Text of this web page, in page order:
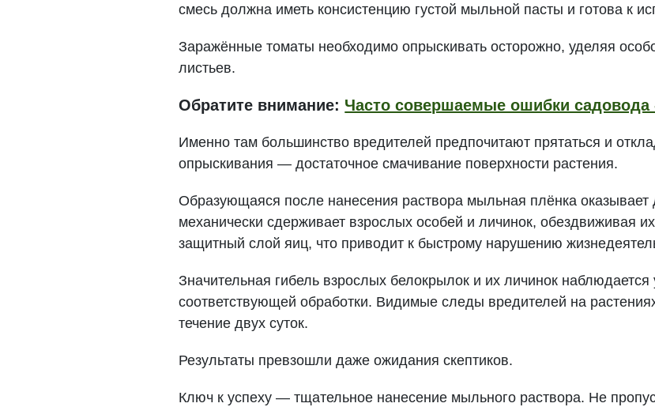
смесь должна иметь консистенцию густой мыльной пасты и готова к
Заражённые томаты необходимо опрыскивать осторожно, уделяя
листьев.
Обратите внимание: Часто совершаемые ошибки садовода
Именно там большинство вредителей предпочитают прятаться и
опрыскивания — достаточное смачивание поверхности растения.
Образующаяся после нанесения раствора мыльная плёнка оказывает
механически сдерживает взрослых особей и личинок, обездвиживая
защитный слой яиц, что приводит к быстрому нарушению
Значительная гибель взрослых белокрылок и их личинок
соответствующей обработки. Видимые следы вредителей на
течение двух суток.
Результаты превзошли даже ожидания скептиков.
Ключ к успеху — тщательное нанесение мыльного раствора. Не